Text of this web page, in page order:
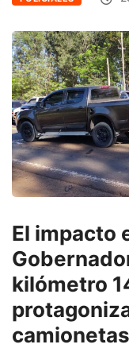
El impacto
kilómetro